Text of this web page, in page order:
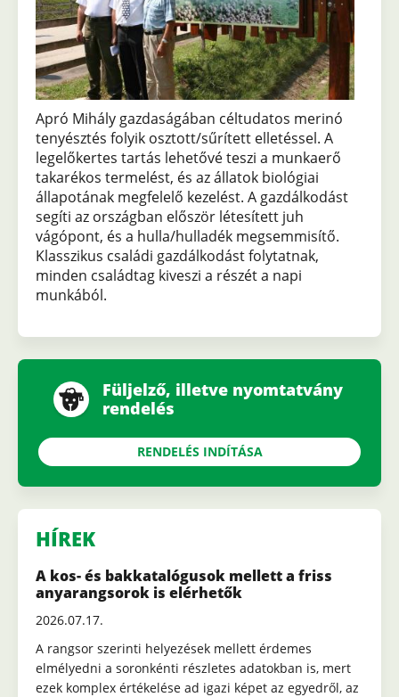
Apró Mihály gazdaságában céltudatos merinó
tenyésztés folyik osztott/sűrített elletéssel. A
legelőkertes tartás lehetővé teszi a munkaerő
takarékos termelést, és az állatok biológiai
állapotának megfelelő kezelést. A gazdálkodást
segíti az országban először létesített juh
vágópont, és a hulla/hulladék megsemmisítő.
Klasszikus családi gazdálkodást folytatnak,
minden családtag kiveszi a részét a napi
munkából.
Füljelző, illetve nyomtatvány
rendelés
RENDELÉS INDÍTÁSA
HÍREK
A kos- és bakkatalógusok mellett a friss
anyarangsorok is elérhetők
2026.07.17.
A rangsor szerinti helyezések mellett érdemes
elmélyedni a soronkénti részletes adatokban is, mert
ezek komplex értékelése ad igazi képet az egyedről, az